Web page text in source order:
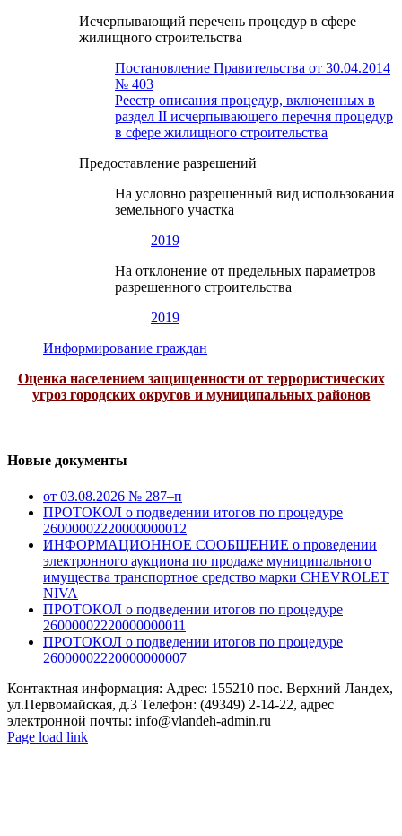
Исчерпывающий перечень процедур в сфере
жилищного строительства
Постановление Правительства от 30.04.2014
№ 403
Реестр описания процедур, включенных в
раздел II исчерпывающего перечня процедур
в сфере жилищного строительства
Предоставление разрешений
На условно разрешенный вид использования
земельного участка
2019
На отклонение от предельных параметров
разрешенного строительства
2019
Информирование граждан
Оценка населением защищенности от террористических
угроз городских округов и муниципальных районов
Новые документы
от 03.08.2026 № 287–п
ПРОТОКОЛ о подведении итогов по процедуре
26000002220000000012
ИНФОРМАЦИОННОЕ СООБЩЕНИЕ о проведении
электронного аукциона по продаже муниципального
имущества транспортное средство марки CHEVROLET
NIVA
ПРОТОКОЛ о подведении итогов по процедуре
26000002220000000011
ПРОТОКОЛ о подведении итогов по процедуре
26000002220000000007
Контактная информация: Адрес: 155210 пос. Верхний Ландех,
ул.Первомайская, д.3 Телефон: (49349) 2-14-22, адрес
электронной почты: info@vlandeh-admin.ru
Page load link